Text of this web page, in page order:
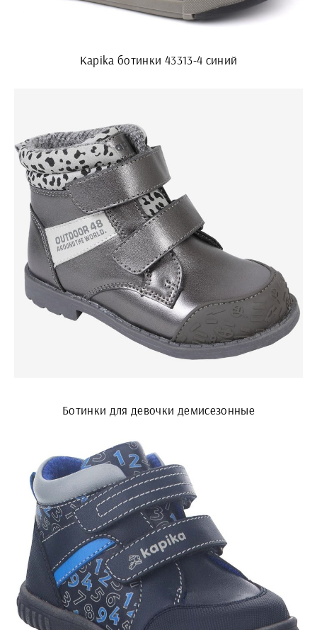
Kapika ботинки 43313-4 синий
Ботинки для девочки демисезонные